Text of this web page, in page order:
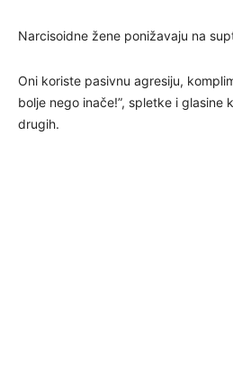
Narcisoidne žene ponižavaju na
Oni koriste pasivnu agresiju,
bolje nego inače!”, spletke i glasine
drugih.